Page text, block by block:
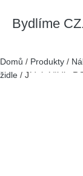
Bydlíme
Domů / Produkty /
židle / Jídelní židle